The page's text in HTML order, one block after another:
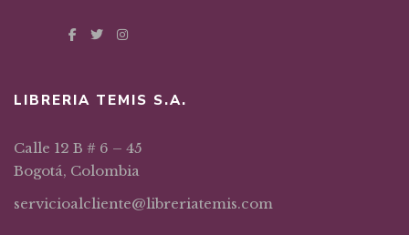
LIBRERIA TEMIS S.A.
Calle 12 B # 6 – 45
Bogotá, Colombia
servicioalcliente@libreriatemis.com